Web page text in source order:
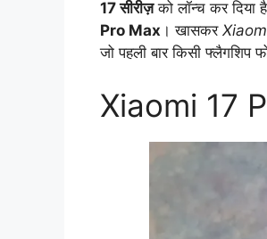
17 सीरीज़को लॉन्च कर दिया
Pro Max । खासकर
जो पहली बार किसी फ्लैगशिप
Xiaomi 17